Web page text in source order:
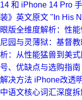
14 和 iPhone 14 Pro
装》英文原文 "In His
眼版全维度解析：性
尼园与灵薄狱：基督
析：从性能猛兽到美
号、优缺点与选购指南
解决方法 iPhone改透
中语文核心词汇深度